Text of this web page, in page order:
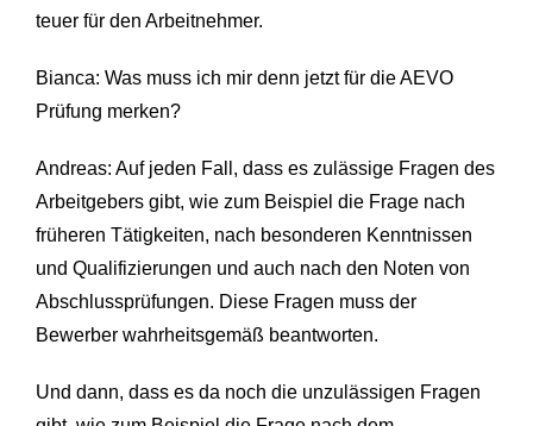
teuer für den Arbeitnehmer.
Bianca: Was muss ich mir denn jetzt für die AEVO
Prüfung merken?
Andreas: Auf jeden Fall, dass es zulässige Fragen des
Arbeitgebers gibt, wie zum Beispiel die Frage nach
früheren Tätigkeiten, nach besonderen Kenntnissen
und Qualifizierungen und auch nach den Noten von
Abschlussprüfungen. Diese Fragen muss der
Bewerber wahrheitsgemäß beantworten.
Und dann, dass es da noch die unzulässigen Fragen